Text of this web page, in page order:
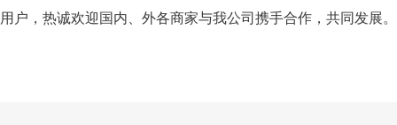
用户，热诚欢迎国内、外各商家与我公司携手合作，共同发展。